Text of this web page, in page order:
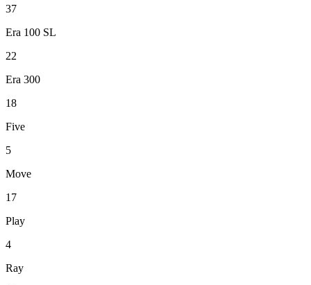
37
Era 100 SL
22
Era 300
18
Five
5
Move
17
Play
4
Ray